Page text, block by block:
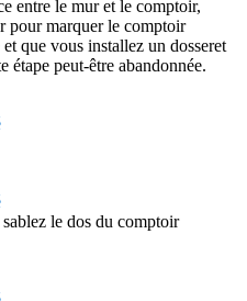
entre le mur et le comptoir,
pour marquer le comptoir
que vous installez un dosseret
étape peut-être abandonnée.
le dos du comptoir